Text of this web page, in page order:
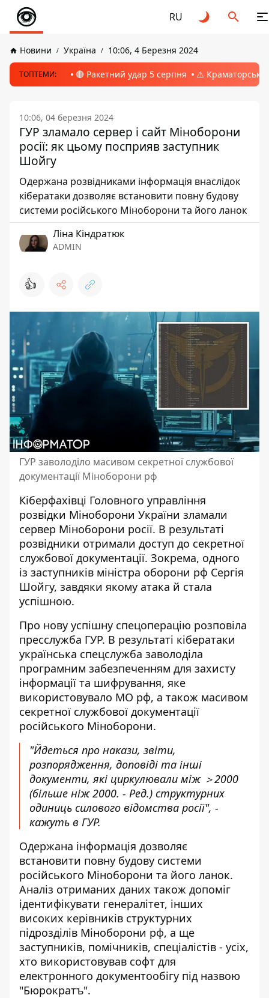
RU
Новини Україна 10:06, 4 Березня 2024
ТОПТЕМИ: 🔴 Ракетний удар 5 серпня ⚠️ Краматорськ,
10:06, 04 березня 2024
ГУР зламало сервер і сайт Міноборони
росії: як цьому посприяв заступник
Шойгу
Одержана розвідниками інформація внаслідок
кібератаки дозволяє встановити повну будову
системи російського Міноборони та його ланок
Ліна Кіндратюк
ADMIN
👍
ГУР заволоділо масивом секретної службової
документації Міноборони рф
Кіберфахівці Головного управління
розвідки Міноборони України зламали
сервер Міноборони росії. В результаті
розвідники отримали доступ до секретної
службової документації. Зокрема, одного
із заступників міністра оборони рф Сергія
Шойгу, завдяки якому атака й стала
успішною.
Про нову успішну спецоперацію розповіла
пресслужба ГУР. В результаті кібератаки
українська спецслужба заволоділа
програмним забезпеченням для захисту
інформації та шифрування, яке
використовувало МО рф, а також масивом
секретної службової документації
російського Міноборони.
"Йдеться про накази, звіти,
розпорядження, доповіді та інші
документи, які циркулювали між ＞2000
(більше ніж 2000. - Ред.) структурних
одиниць силового відомства росії", -
кажуть в ГУР.
Одержана інформація дозволяє
встановити повну будову системи
російського Міноборони та його ланок.
Аналіз отриманих даних також допоміг
ідентифікувати генералітет, інших
високих керівників структурних
підрозділів Міноборони рф, а ще
заступників, помічників, спеціалістів - усіх,
хто використовував софт для
електронного документообігу під назвою
"Бюрократъ".